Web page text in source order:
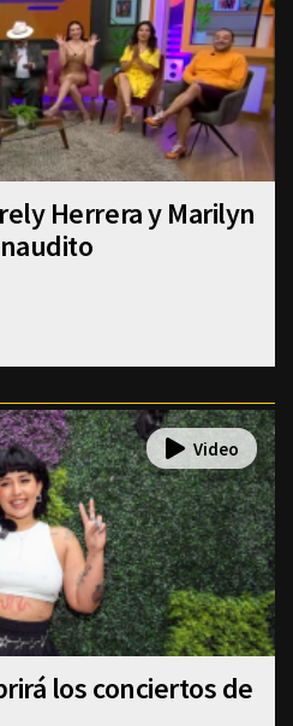
Herrera y Marilyn
los conciertos de